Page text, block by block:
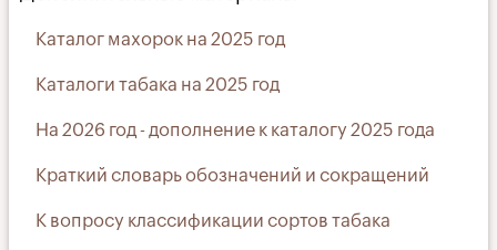
Каталог махорок на 2025 год
Каталоги табака на 2025 год
На 2026 год - дополнение к каталогу 2025 года
Краткий словарь обозначений и сокращений
К вопросу классификации сортов табака